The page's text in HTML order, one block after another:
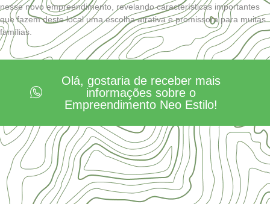
nesse novo empreendimento, revelando características importantes
que fazem deste local uma escolha atrativa e promissora para muitas
famílias.
Olá, gostaria de receber mais
informações sobre o
Empreendimento Neo Estilo!